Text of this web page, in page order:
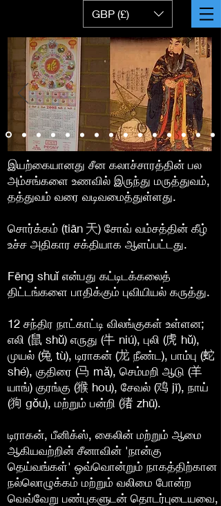
GBP (£)
இயற்கையானது சீன கலாச்சாரத்தின் பல
அம்சங்களை உணவில் இருந்து மருத்துவம்,
தத்துவம் வரை வடிவமைத்துள்ளது.
சொர்க்கம் (tiān 天) சோவ் வம்சத்தின் கீழ்
உச்ச அதிகார சக்தியாக ஆளப்பட்டது.
Fēng shuǐ என்பது கட்டிடக்கலைத்
திட்டங்களை பாதிக்கும் புவியியல் கருத்து.
12 சந்திர நாட்காட்டி விலங்குகள் உள்ளன;
எலி (鼠 shǔ) எருது (牛 niú), புலி (虎 hǔ),
முயல் (兔 tù), டிராகன் (龙 நீண்ட), பாம்பு (蛇
shé), குதிரை (马 mǎ), செம்மறி ஆடு (羊
யாங்) குரங்கு (猴 hou), சேவல் (鸡 jī), நாய்
(狗 gǒu), மற்றும் பன்றி (猪 zhū).
டிராகன், பீனிக்ஸ், கைலின் மற்றும் ஆமை
ஆகியவற்றின் சீனாவின் 'நான்கு
தெய்வங்கள்' ஒவ்வொன்றும் நாகத்திற்கான
நல்லொழுக்கம் மற்றும் வலிமை போன்ற
வெவ்வேறு பண்புகளுடன் தொடர்புடையவை,